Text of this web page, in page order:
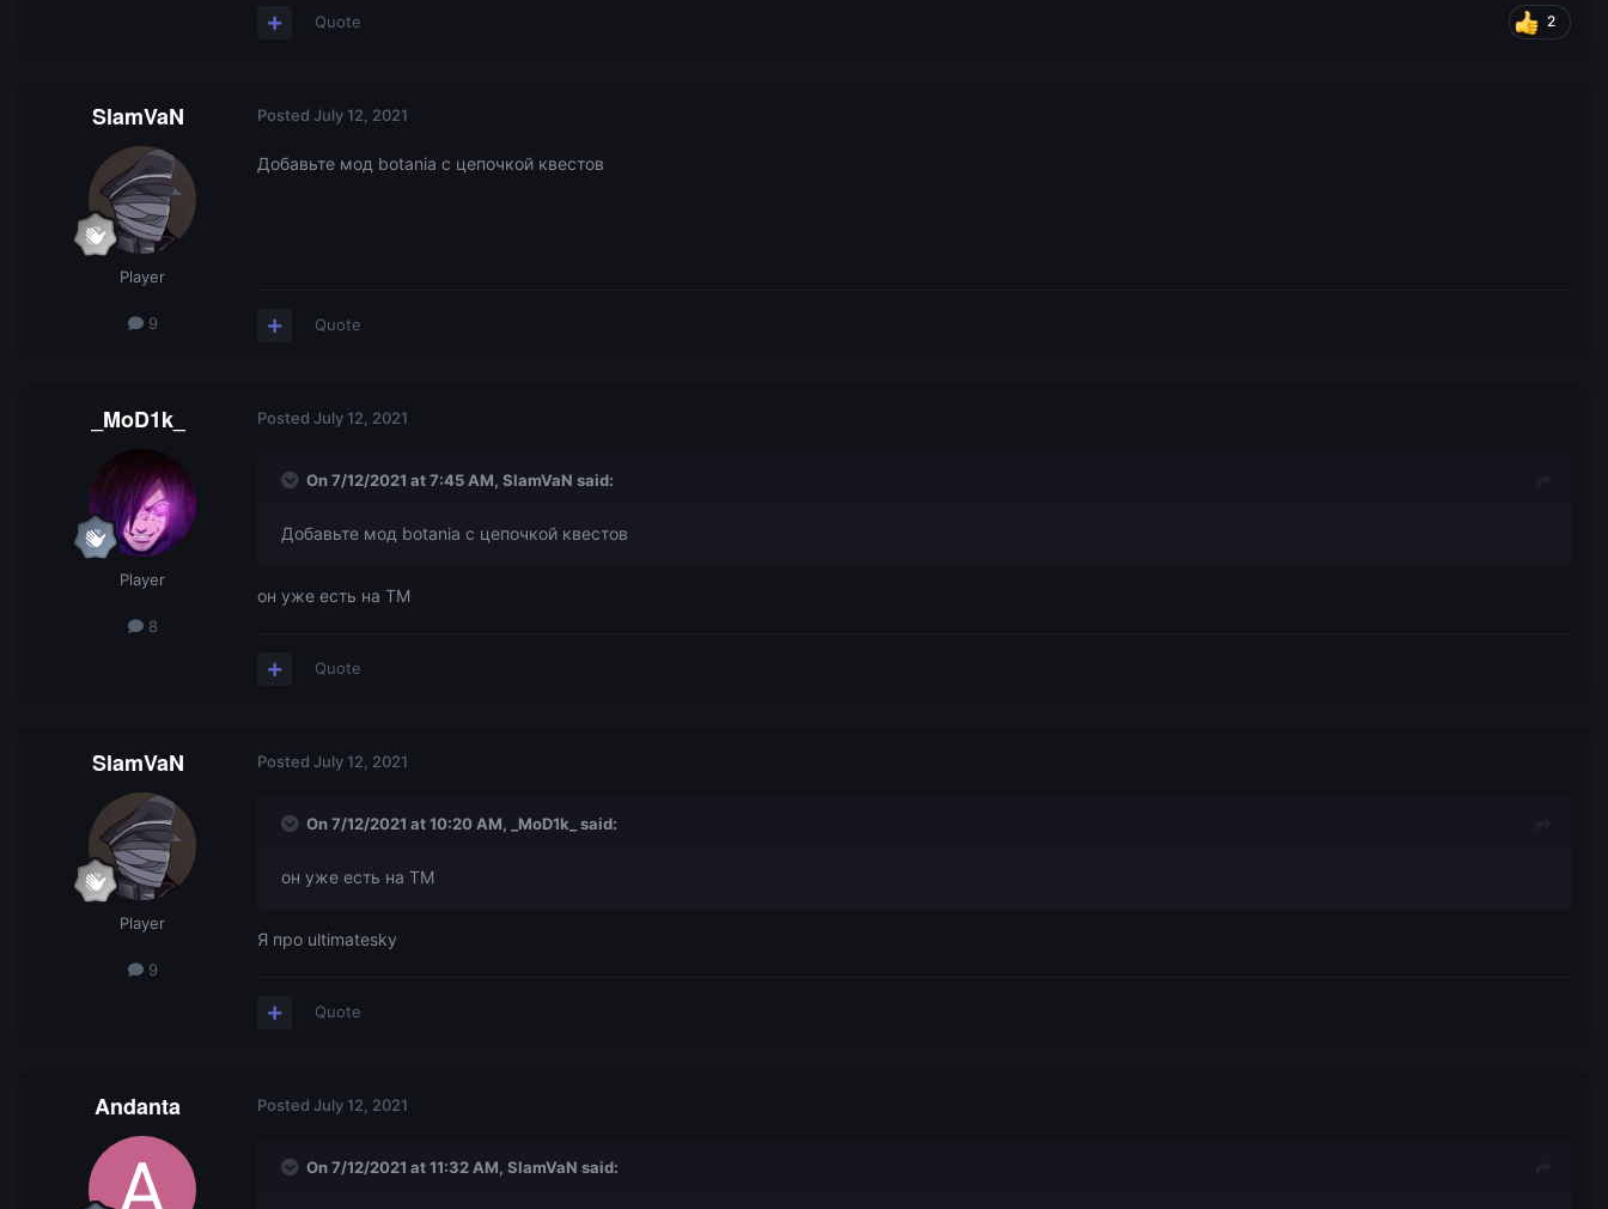
2
Quote
SlamVaN
Player
9
Posted July 12, 2021
Добавьте мод botania с цепочкой квестов
Quote
_MoD1k_
Player
8
Posted July 12, 2021
On 7/12/2021 at 7:45 AM, SlamVaN said:
Добавьте мод botania с цепочкой квестов
он уже есть на TM
Quote
SlamVaN
Player
9
Posted July 12, 2021
On 7/12/2021 at 10:20 AM, _MoD1k_ said:
он уже есть на TM
Я про ultimatesky
Quote
Andanta Posted July 12, 2021
On 7/12/2021 at 11:32 AM, SlamVaN said: